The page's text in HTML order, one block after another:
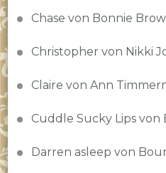
Chase von Bonnie
Christopher von Nikki
Claire von Ann
Cuddle Sucky Lips
Darren asleep von